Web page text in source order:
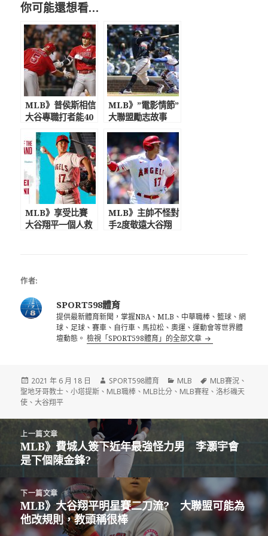
你可能還想看…
MLB》普侯斯相信
大谷專職打者能40
現實世界的茂野吾
郎
MLB》”電影情節”
大聯盟勵志故事
年重返大聯盟
MLB》享受比賽
大谷翔平一個人救
MLB》主帥不怪對
手2度敬遠大谷翔
作者:
SPORT598體育
提供最新體育新聞，掌握NBA、MLB、中華職棒、籃球、網
球、足球、賽車、自行車、馬拉松、奧運、運動會等世界體
壇動態。檢視「SPORT598體育」的全部文章
發
佈
日
2021 年 6 月 18 日
作
者
SPORT598體育
分
類
MLB
標
籤
MLB賽況 、
聖地牙哥教士 、小塔提斯 、 MLB職棒 、 MLB比分 、 MLB賽程 、洛杉磯天
使 、大谷翔平
文
上一篇文章
上
一
篇
文
章:
MLB》費城人簽下近年最強怪力男 李灝宇會
是下個陳金鋒?
下一篇文章
下
一
MLB》大谷翔平明星賽二刀流? 大聯盟可能為
他改規則，教頭稱很棒